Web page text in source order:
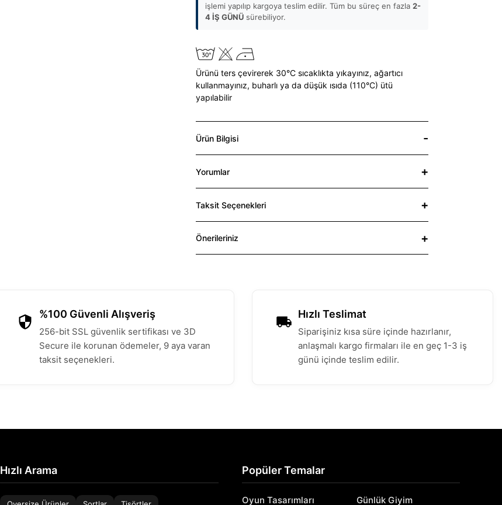
işlemi yapılıp kargoya teslim edilir. Tüm bu süreç en fazla2-
4 İŞ GÜNÜ sürebiliyor.
Ürünü ters çevirerek 30°C sıcaklıkta yıkayınız, ağartıcı
kullanmayınız, buharlı ya da düşük ısıda (110°C) ütü
yapılabilir
Ürün Bilgisi
Yorumlar
Taksit Seçenekleri
Önerileriniz
%100 Güvenli Alışveriş
256-bit SSL güvenlik sertifikası ve 3D
Secure ile korunan ödemeler, 9 aya varan
taksit seçenekleri.
Hızlı Teslimat
Siparişiniz kısa süre içinde hazırlanır,
anlaşmalı kargo firmaları ile en geç 1-3 iş
günü içinde teslim edilir.
Hızlı Arama Popüler Temalar
Oyun Tasarımları Günlük Giyim